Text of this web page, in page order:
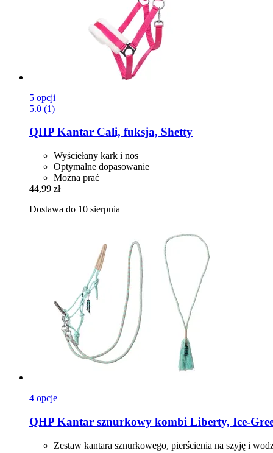
5 opcji
5.0 (1)
QHP Kantar Cali, fuksja, Shetty
Wyściełany kark i nos
Optymalne dopasowanie
Można prać
44,99 zł
Dostawa do 10 sierpnia
4 opcje
QHP Kantar sznurkowy kombi Liberty, Ice-​
Zestaw kantara sznurkowego, pierścienia na szyję i